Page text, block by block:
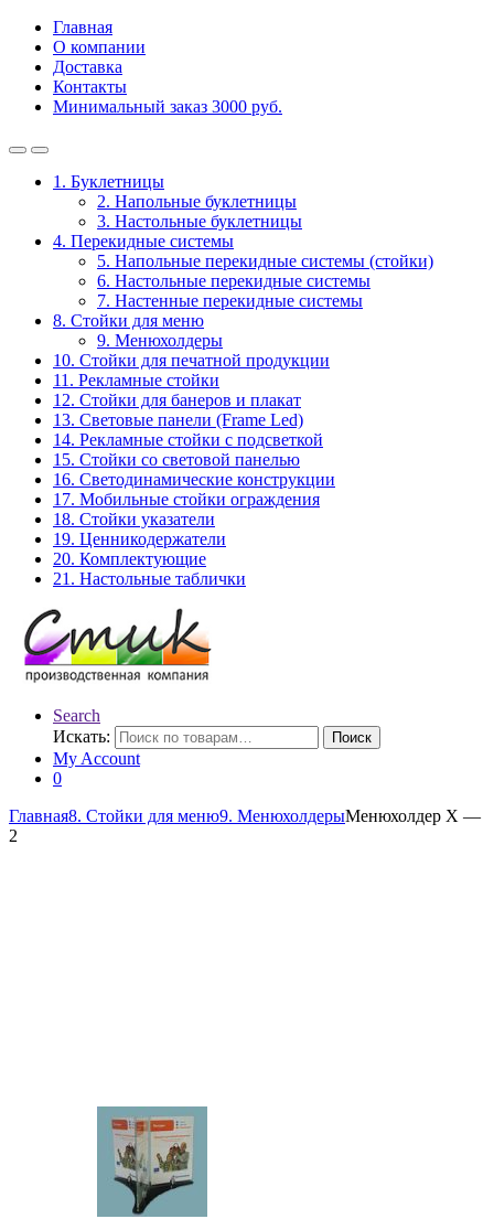
Главная
О компании
Доставка
Контакты
Минимальный заказ 3000 руб.
1. Буклетницы
2. Напольные буклетницы
3. Настольные буклетницы
4. Перекидные системы
5. Напольные перекидные системы (стойки)
6. Настольные перекидные системы
7. Настенные перекидные системы
8. Стойки для меню
9. Менюхолдеры
10. Стойки для печатной продукции
11. Рекламные стойки
12. Стойки для банеров и плакат
13. Световые панели (Frame Led)
14. Рекламные стойки с подсветкой
15. Стойки со световой панелью
16. Светодинамические конструкции
17. Мобильные стойки ограждения
18. Стойки указатели
19. Ценникодержатели
20. Комплектующие
21. Настольные таблички
Search
Искать:
Поиск
My Account
0
Главная8. Стойки для меню9. МенюхолдерыМенюхолдер Х —
2